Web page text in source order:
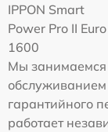
IPPON Smart
Power Pro II Euro
1600
Мы занимаемся
обслуживанием
гарантийного
работает